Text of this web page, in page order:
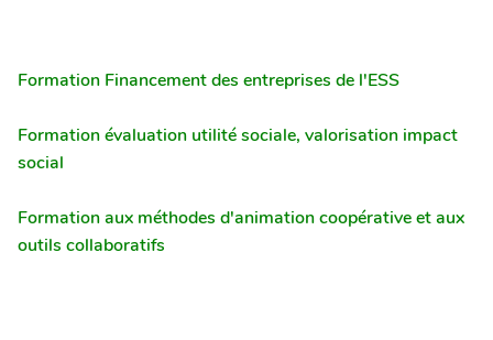
Formation Financement des entreprises de l'ESS
Formation évaluation utilité sociale, valorisation impact
social
Formation aux méthodes d'animation coopérative et aux
outils collaboratifs